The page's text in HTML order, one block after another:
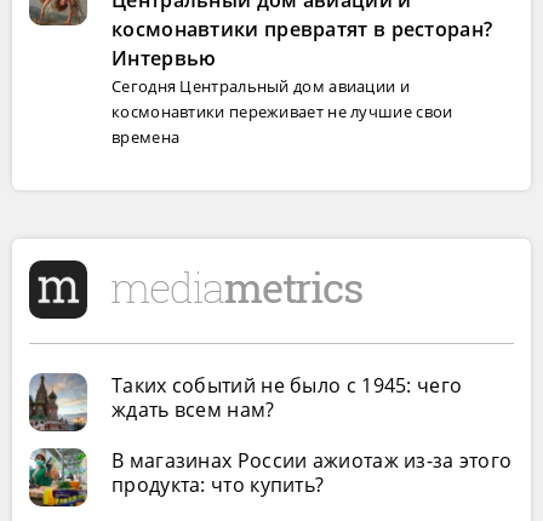
космонавтики превратят в ресторан?
Интервью
Сегодня Центральный дом авиации и
космонавтики переживает не лучшие свои
времена
Таких событий не было с 1945: чего
ждать всем нам?
В магазинах России ажиотаж из-за этого
продукта: что купить?